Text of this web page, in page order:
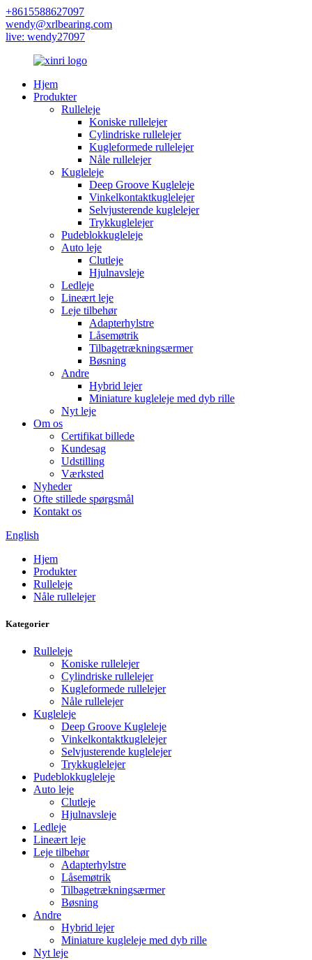
+8615588627097
wendy@xrlbearing.com
live: wendy27097
Hjem
Produkter
Rulleleje
Koniske rullelejer
Cylindriske rullelejer
Kugleformede rullelejer
Nåle rullelejer
Kugleleje
Deep Groove Kugleleje
Vinkelkontaktkuglelejer
Selvjusterende kuglelejer
Trykkuglelejer
Pudeblokkugleleje
Auto leje
Clutleje
Hjulnavsleje
Ledleje
Lineært leje
Leje tilbehør
Adapterhylstre
Låsemøtrik
Tilbagetrækningsærmer
Bøsning
Andre
Hybrid lejer
Miniature kugleleje med dyb rille
Nyt leje
Om os
Certifikat billede
Kundesag
Udstilling
Værksted
Nyheder
Ofte stillede spørgsmål
Kontakt os
English
Hjem
Produkter
Rulleleje
Nåle rullelejer
Kategorier
Rulleleje
Koniske rullelejer
Cylindriske rullelejer
Kugleformede rullelejer
Nåle rullelejer
Kugleleje
Deep Groove Kugleleje
Vinkelkontaktkuglelejer
Selvjusterende kuglelejer
Trykkuglelejer
Pudeblokkugleleje
Auto leje
Clutleje
Hjulnavsleje
Ledleje
Lineært leje
Leje tilbehør
Adapterhylstre
Låsemøtrik
Tilbagetrækningsærmer
Bøsning
Andre
Hybrid lejer
Miniature kugleleje med dyb rille
Nyt leje